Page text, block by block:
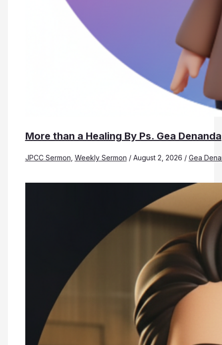
More than a Healing By Ps. Gea Denanda
JPCC Sermon Weekly Sermon / August 2, 2026 / Gea